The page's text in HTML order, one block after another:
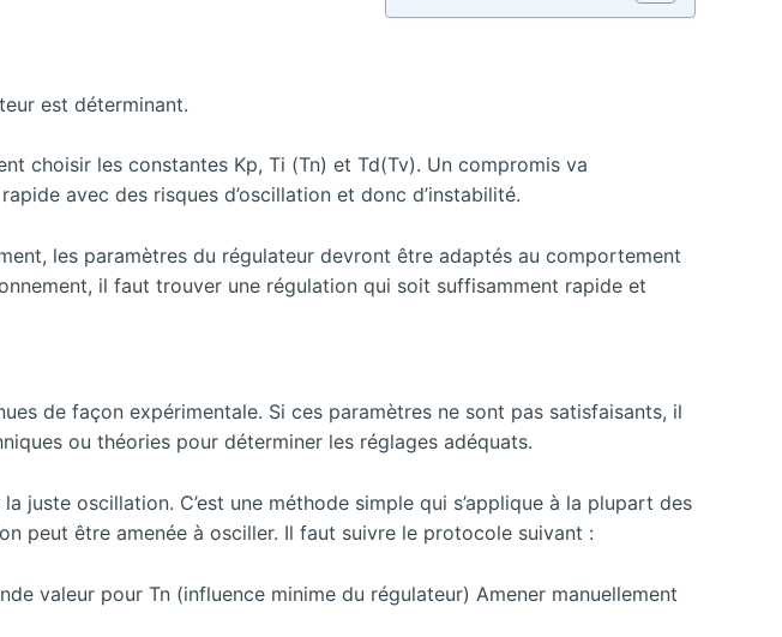
est déterminant.
choisir les constantes Kp, Ti (Tn) et Td(Tv). Un compromis va
avec des risques d’oscillation et donc d’instabilité.
les paramètres du régulateur devront être adaptés au comportement
il faut trouver une régulation qui soit suffisamment rapide et
de façon expérimentale. Si ces paramètres ne sont pas satisfaisants, il
ou théories pour déterminer les réglages adéquats.
juste oscillation. C’est une méthode simple qui s’applique à la plupart des
peut être amenée à osciller. Il faut suivre le protocole suivant :
valeur pour Tn (influence minime du régulateur) Amener manuellement